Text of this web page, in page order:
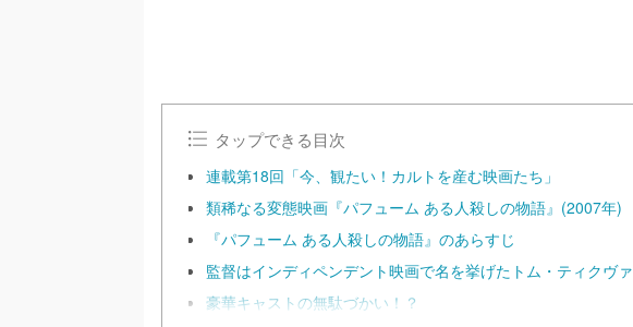
タップできる目次
連載第18回「今、観たい！カルトを産む映画たち」
類稀なる変態映画『パフューム ある人殺しの物語』(2007年)
『パフューム ある人殺しの物語』のあらすじ
監督はインディペンデント映画で名を挙げたトム・ティクヴァ
豪華キャストの無駄づかい！？